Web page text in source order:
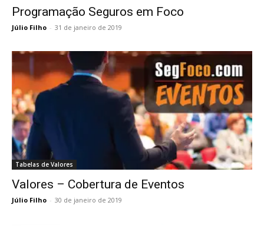
Programação Seguros em Foco
Júlio Filho - 31 de janeiro de 2019
Tabelas de Valores
Valores – Cobertura de Eventos
Júlio Filho - 30 de janeiro de 2019